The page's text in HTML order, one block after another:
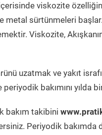
içerisinde viskozite
sürtünmeleri başlar.
Viskozite,
uzatmak ve yakıt
bakımını yılda
bakım takibini
Periyodik